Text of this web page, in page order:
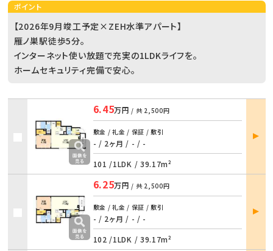
ポイント
【2026年9月竣工予定×ZEH水準アパート】
雁ノ巣駅徒歩5分。
インターネット使い放題で充実の1LDKライフを。
ホームセキュリティ完備で安心。
6.45万円 / 共 2,500円
敷金 / 礼金 / 保証 / 敷引
- / 2ヶ月 / - / -
101 /1LDK / 39.17m²
部屋
詳細
6.25万円 / 共 2,500円
敷金 / 礼金 / 保証 / 敷引
- / 2ヶ月 / - / -
102 /1LDK / 39.17m²
部屋
詳細